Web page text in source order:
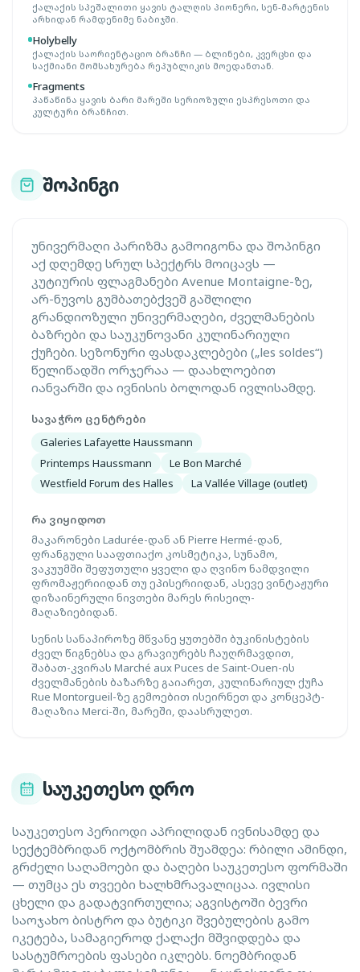
ქალაქის სპეშალითი ყავის ტალღის პიონერი, სენ-მარტენის
არხიდან რამდენიმე ნაბიჯში.
Holybelly
ქალაქის საორიენტაციო ბრანჩი — ბლინები, კვერცხი და
საქმიანი მომსახურება რეპუბლიკის მოედანთან.
Fragments
პაწაწინა ყავის ბარი მარეში სერიოზული ესპრესოთი და
კულტური ბრანჩით.
შოპინგი
უნივერმაღი პარიზმა გამოიგონა და შოპინგი
აქ დღემდე სრულ სპექტრს მოიცავს —
კუტიურის ფლაგმანები Avenue Montaigne-ზე,
არ-ნუვოს გუმბათებქვეშ გაშლილი
გრანდიოზული უნივერმაღები, ძველმანების
ბაზრები და საუკუნოვანი კულინარიული
ქუჩები. სეზონური ფასდაკლებები („les soldes“)
წელიწადში ორჯერაა — დაახლოებით
იანვარში და ივნისის ბოლოდან ივლისამდე.
ᲡᲐᲕᲐᲭᲠᲝ ᲪᲔᲜᲢᲠᲔᲑᲘ
Galeries Lafayette Haussmann
Printemps Haussmann
Le Bon Marché
Westfield Forum des Halles
La Vallée Village (outlet)
ᲠᲐ ᲕᲘᲧᲘᲓᲝᲗ
მაკარონები Ladurée-დან ან Pierre Hermé-დან,
ფრანგული სააფთიაქო კოსმეტიკა, სუნამო,
ვაკუუმში შეფუთული ყველი და ღვინო ნამდვილი
ფრომაჟერიიდან თუ ეპისერიიდან, ასევე ვინტაჟური
დიზაინერული ნივთები მარეს რისეილ-
მაღაზიებიდან.
სენის სანაპიროზე მწვანე ყუთებში ბუკინისტების
ძველ წიგნებსა და გრავიურებს ჩაუღრმავდით,
შაბათ-კვირას Marché aux Puces de Saint-Ouen-ის
ძველმანების ბაზარზე გაიარეთ, კულინარიულ ქუჩა
Rue Montorgueil-ზე გემოებით ისეირნეთ და კონცეპტ-
მაღაზია Merci-ში, მარეში, დაასრულეთ.
საუკეთესო დრო
საუკეთესო პერიოდი აპრილიდან ივნისამდე და
სექტემბრიდან ოქტომბრის შუამდეა: რბილი ამინდი,
გრძელი საღამოები და ბაღები საუკეთესო ფორმაში
— თუმცა ეს თვეები ხალხმრავალიცაა. ივლისი
ცხელი და გადატვირთულია; აგვისტოში ბევრი
საოჯახო ბისტრო და ბუტიკი შვებულების გამო
იკეტება, სამაგიეროდ ქალაქი მშვიდდება და
სასტუმროების ფასები იკლებს. ნოემბრიდან